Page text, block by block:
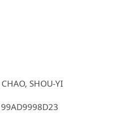
CHAO, SHOU-YI